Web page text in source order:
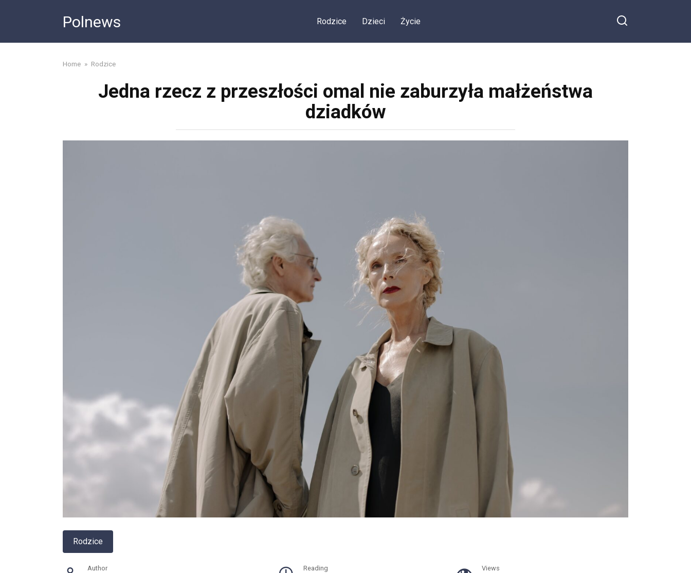
Polnews Rodzice Dzieci Życie
Home » Rodzice
Jedna rzecz z przeszłości omal nie zaburzyła małżeństwa
dziadków
Rodzice
Author Reading Views